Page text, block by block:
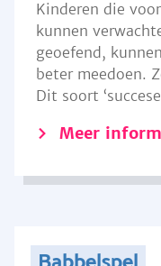
Kinderen die
kunnen
geoefend,
beter meedoen.
Dit soort
Meer